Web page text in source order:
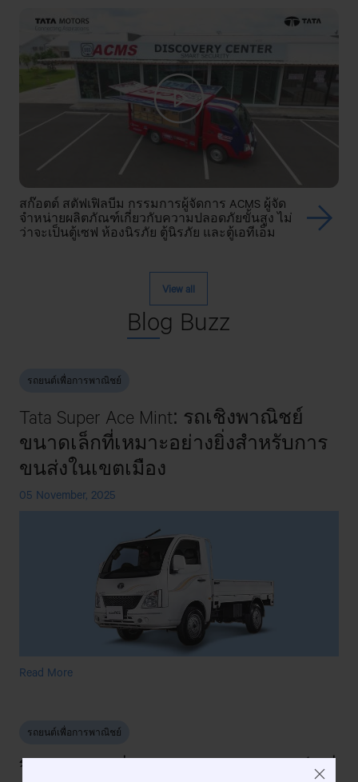
สก๊อตต์ สตัฟเฟิลบีม กรรมการผู้จัดการ ACMS ผู้จัด
จำหน่ายผลิตภัณฑ์เกี่ยวกับความปลอดภัยขั้นสูง ไม่
ว่าจะเป็นตู้เซฟ ห้องนิรภัย ตู้นิรภัย และตู้เอทีเอ็ม
View all
Blog Buzz
รถยนต์เพื่อการพาณิชย์
Tata Super Ace Mint: รถเชิงพาณิชย์
ขนาดเล็กที่เหมาะอย่างยิ่งสำหรับการ
ขนส่งในเขตเมือง
05 November, 2025
Read MoreTata
รถ
รถยนต์เพื่อการพาณิชย์
วิธีเลือกรถเพื่อการพาณิชย์ขนาดเล็กที่